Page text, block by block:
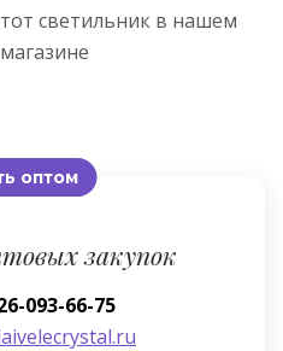
светильник в нашем
оптом
закупок
093-66-75